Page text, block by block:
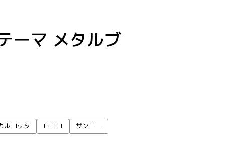
ーマ メタルブ
ルロッタ ロココ ザンニー